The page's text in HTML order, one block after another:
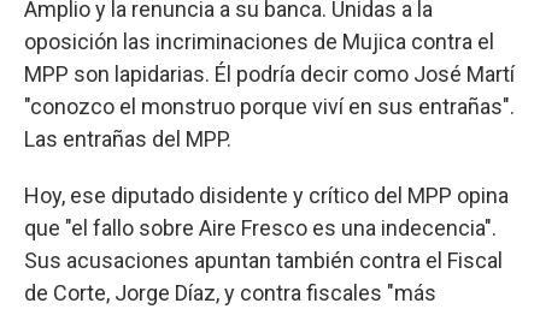
Amplio y la renuncia a su banca. Unidas a la
oposición las incriminaciones de Mujica contra el
MPP son lapidarias. Él podría decir como José Martí
"conozco el monstruo porque viví en sus entrañas".
Las entrañas del MPP.
Hoy, ese diputado disidente y crítico del MPP opina
que "el fallo sobre Aire Fresco es una indecencia".
Sus acusaciones apuntan también contra el Fiscal
de Corte, Jorge Díaz, y contra fiscales "más